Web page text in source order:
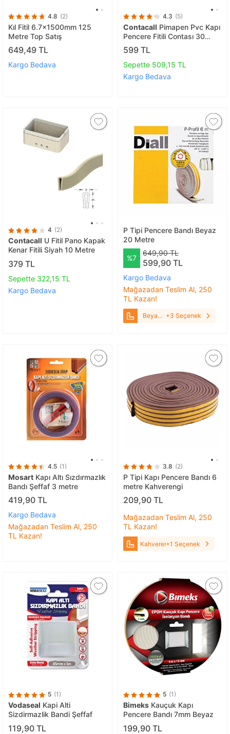
4.8 (2)
Kıl Fitil 6.7x1500mm 125
Metre Top Satış
649,49 TL
Kargo Bedava
4.3 (5)
Contacall Pimapen Pvc Kapı
Pencere Fitili Contası 30
Metre Gri
599 TL
Sepette 509,15 TL
Kargo Bedava
4 (2)
Contacall U Fitil Pano Kapak
Kenar Fitili Siyah 10 Metre
379 TL
Sepette 322,15 TL
Kargo Bedava
P Tipi Pencere Bandı Beyaz
20 Metre
%7
649,90 TL
599,90 TL
Kargo Bedava
Mağazadan Teslim Al, 250
TL Kazan!
Beyaz
+3 Seçenek
4.5 (1)
Mosart Kapı Altı Sızdırmazlık
Bandı Şeffaf 3 metre
419,90 TL
Kargo Bedava
Mağazadan Teslim Al, 250
TL Kazan!
3.8 (2)
P Tipi Kapı Pencere Bandı 6
metre Kahverengi
209,90 TL
Mağazadan Teslim Al, 250
TL Kazan!
Kahverengi+1 Seçenek
5 (1)
Vodaseal Kapi Alti
Sizdirmazlik Bandi Şeffaf
119,90 TL
5 (1)
Bimeks Kauçuk Kapı
Pencere Bandı 7mm Beyaz
199,90 TL